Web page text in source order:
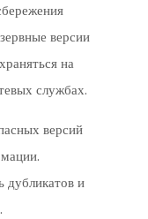
версии
на
службах.
версий
дубликатов и